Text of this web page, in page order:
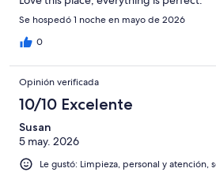
Se hospedó 1 noche en mayo de 2026
0
Opinión verificada
10/10 Excelente
Susan
5 may. 2026
Le gustó: Limpieza, personal y atención,